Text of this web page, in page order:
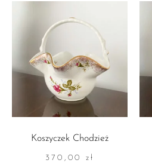
Koszyczek Chodzież
370,00 zł